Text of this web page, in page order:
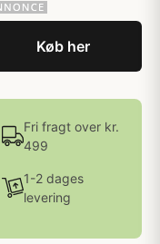
Køb her
Fri fragt over kr.
499
1-2 dages
levering